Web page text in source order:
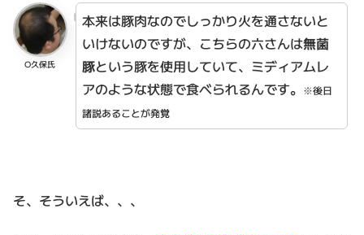
O久保氏
本来は豚肉なのでしっかり火を通さないと
いけないのですが、こちらの六さんは無菌
豚という豚を使用していて、ミディアムレ
アのような状態で食べられるんです。 ※後日
諸説あることが発覚
そ、そういえば、、、